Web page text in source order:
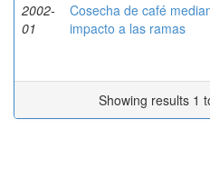
2002-
01
Cosecha de café
impacto a las ramas
Showing results 1